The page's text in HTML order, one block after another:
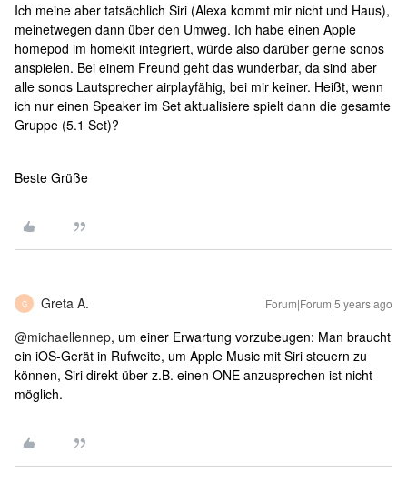
Ich meine aber tatsächlich Siri (Alexa kommt mir nicht und Haus),
meinetwegen dann über den Umweg. Ich habe einen Apple
homepod im homekit integriert, würde also darüber gerne sonos
anspielen. Bei einem Freund geht das wunderbar, da sind aber
alle sonos Lautsprecher airplayfähig, bei mir keiner. Heißt, wenn
ich nur einen Speaker im Set aktualisiere spielt dann die gesamte
Gruppe (5.1 Set)?
Beste Grüße
G Greta A. Forum|Forum|5 years ago
@michaellennep, um einer Erwartung vorzubeugen: Man braucht
ein iOS-Gerät in Rufweite, um Apple Music mit Siri steuern zu
können, Siri direkt über z.B. einen ONE anzusprechen ist nicht
möglich.